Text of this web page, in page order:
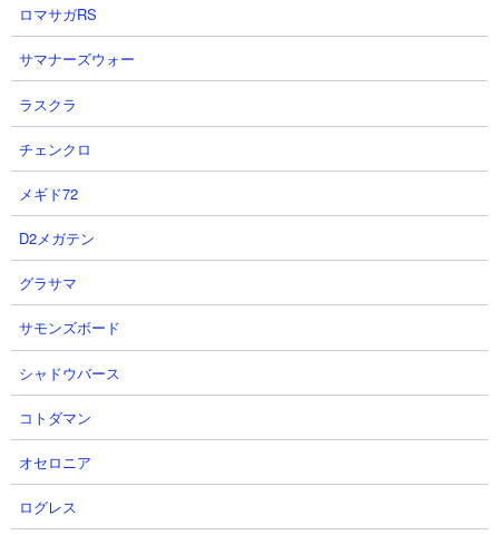
体力： 1,820,000
攻撃力： 53,000
射程： 640（範囲攻撃）
KB： 3回
特殊能力： 烈波反射、50％の確率でLv2小波動（射程667、ダメ
ージ10,600）を放つ、悪魔シールド所持（HP1,340,000）、初回
KB時のみ張りなおす（HP1,340,000）
属性： 悪魔
フグ太くん
ロマサガRS
サマナーズウォー
ラスクラ
チェンクロ
メギド72
D2メガテン
グラサマ
サモンズボード
シャドウバース
コトダマン
オセロニア
ログレス